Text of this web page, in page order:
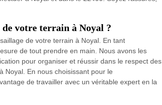
votre terrain à Noyal ?
de votre terrain à Noyal. En tant
de tout prendre en main. Nous avons les
pour organiser et réussir dans le respect des
Noyal. En nous choisissant pour le
de travailler avec un véritable expert en la